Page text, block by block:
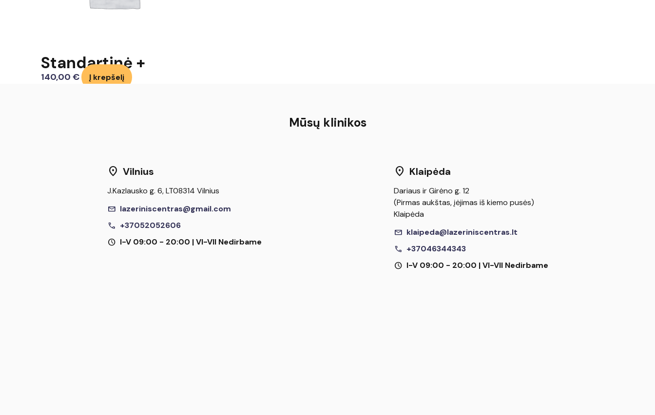
Standartinė +
140,00 € Į krepšelį
Mūsų klinikos
location_on Vilnius
J.Kazlausko g. 6, LT08314 Vilnius
mail lazeriniscentras@gmail.com
call +37052052606
schedule I-V 09:00 - 20:00 | VI-VII Nedirbame
location_on Klaipėda
Dariaus ir Girėno g. 12
(Pirmas aukštas, įėjimas iš kiemo pusės)
Klaipėda
mail klaipeda@lazeriniscentras.lt
call +37046344343
schedule I-V 09:00 - 20:00 | VI-VII Nedirbame